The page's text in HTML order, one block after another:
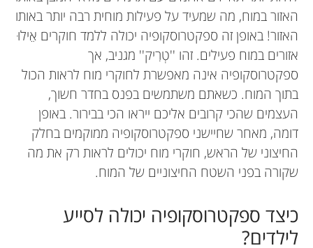
האזור במוח, מה שמעיד על פעילות מוחית רבה יותר באותו
האזור! באופן זה ספקטרוסקופיה יכולה ללמד חוקרים אֵילוּ
אזורים במוח פעילים. זהו ''טְרִיק'' מגניב, אך
ספקטרוסקופיה אינה מאפשרת לחוקרי מוח לראות הכול
בתוך המוח. כשאתם משתמשים בפנס בחדר חשוך,
העצמים שהכי קרובים אליכם ייראו הכי בבירור. באופן
דומה, מאחר שחיישני ספקטרוסקופיה ממוקמים בחלק
החיצוני של הראש, חוקרי מוח יכולים לראות רק את מה
שקורה בפני השטח החיצוניים של המוח.
כיצד ספקטרוסקופיה יכולה לסייע
לילדים?